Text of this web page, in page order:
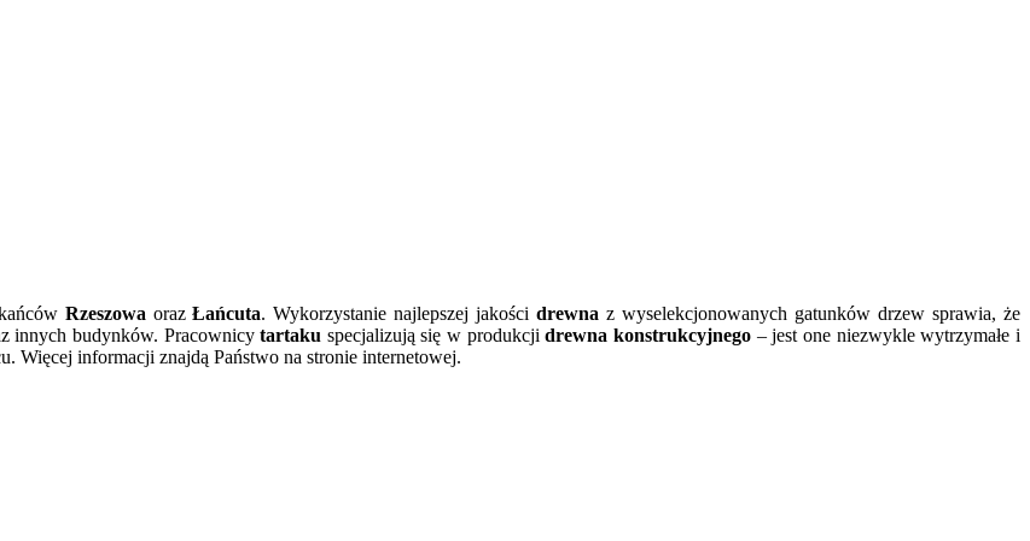
Rzeszowa orazŁańcuta. Wykorzystanie najlepszej jakościdrewnaz wyselekcjonowanych gatunków drzew sprawia, że
innych budynków. Pracownicytartaku specjalizują się w produkcjidrewna konstrukcyjnego – jest one niezwykle wytrzymałe i
Więcej informacji znajdą Państwo na stronie internetowej.